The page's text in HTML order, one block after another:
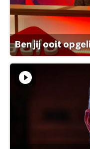
Ben jij ooit